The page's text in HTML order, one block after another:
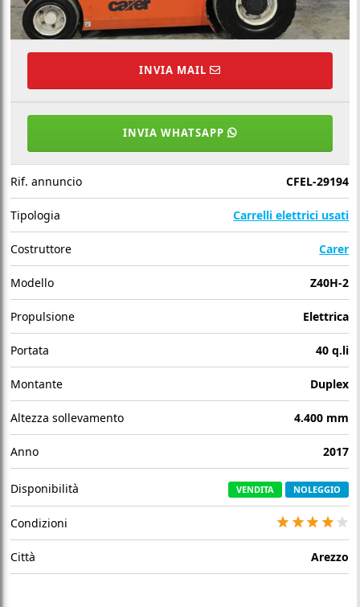
INVIA MAIL
INVIA WHATSAPP
Rif. annuncio CFEL-29194
Tipologia Carrelli elettrici usati
Costruttore Carer
Modello Z40H-2
Propulsione Elettrica
Portata 40 q.li
Montante Duplex
Altezza sollevamento 4.400 mm
Anno 2017
Disponibilità VENDITA NOLEGGIO
Condizioni
Città Arezzo